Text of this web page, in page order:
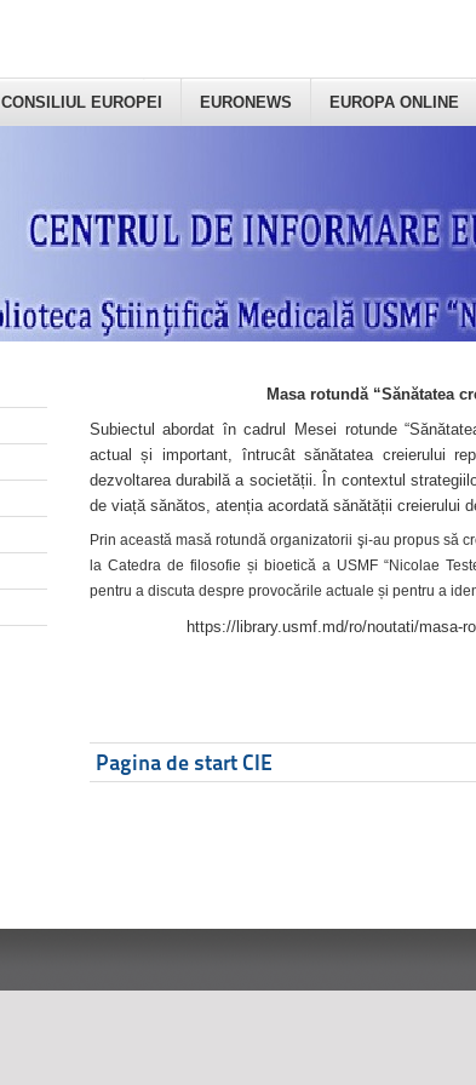
CONSILIUL EUROPEI EURONEWS EUROPA ONLINE
Masa rotundă “Sănătatea
Subiectul abordat în cadrul Mesei rotunde
actual și important, întrucât sănătatea creierului
dezvoltarea durabilă a societății. În contextul
de viață sănătos, atenția acordată sănătății creierului
Prin această masă rotundă organizatorii şi-au propus să
la Catedra de filosofie și bioetică a USMF “Nicolae
pentru a discuta despre provocările actuale și pentru a
https://library.usmf.md/ro/noutati/masa-
Pagina de start CIE